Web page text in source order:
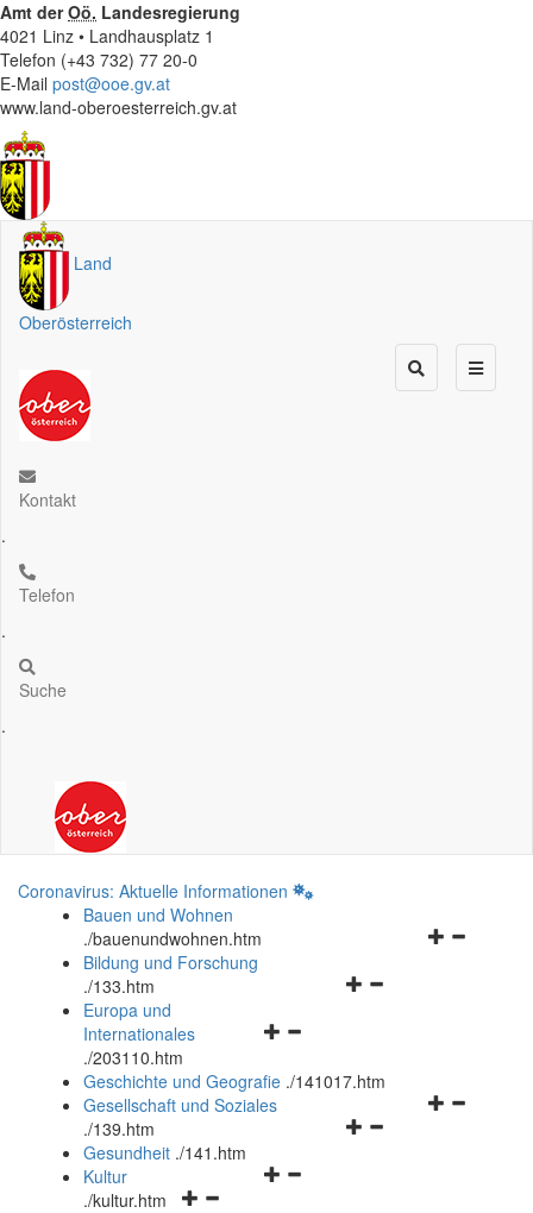
Amt derOö. Landesregierung
4021 Linz • Landhausplatz 1
Telefon (+43 732) 77 20-0
E-Mail post@ooe.gv.at
www.land-oberoesterreich.gv.at
Land
Oberösterreich
Kontakt
.
Telefon
.
Suche
.
Coronavirus: Aktuelle Informationen
Bauen und Wohnen
./bauenundwohnen.htm
Navigationsmenü
Bildung und Forschung
./133.htm
Navigationsmenü
und
schließen
Europa und
Internationales
./203110.htm
Geschichte und Geografie ./141017.htm
Navigationsmenü
Gesellschaft und Soziales
./139.htm
Navigationsmenü
Gesundheit ./141.htm
Navigationsmenü
Kultur
./kultur.htm